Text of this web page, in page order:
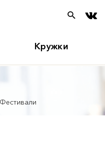
Кружки
Фестивали